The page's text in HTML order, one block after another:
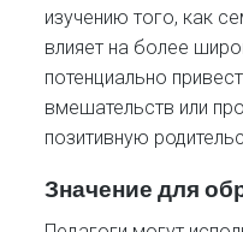
изучению того, как
влияет на более
потенциально
вмешательств или
позитивную
Значение для